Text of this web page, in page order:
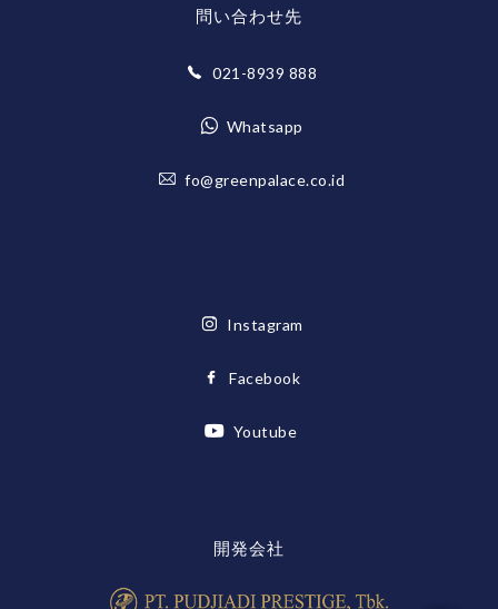
問い合わせ先
021-8939 888
Whatsapp
fo@greenpalace.co.id
Instagram
Facebook
Youtube
開発会社